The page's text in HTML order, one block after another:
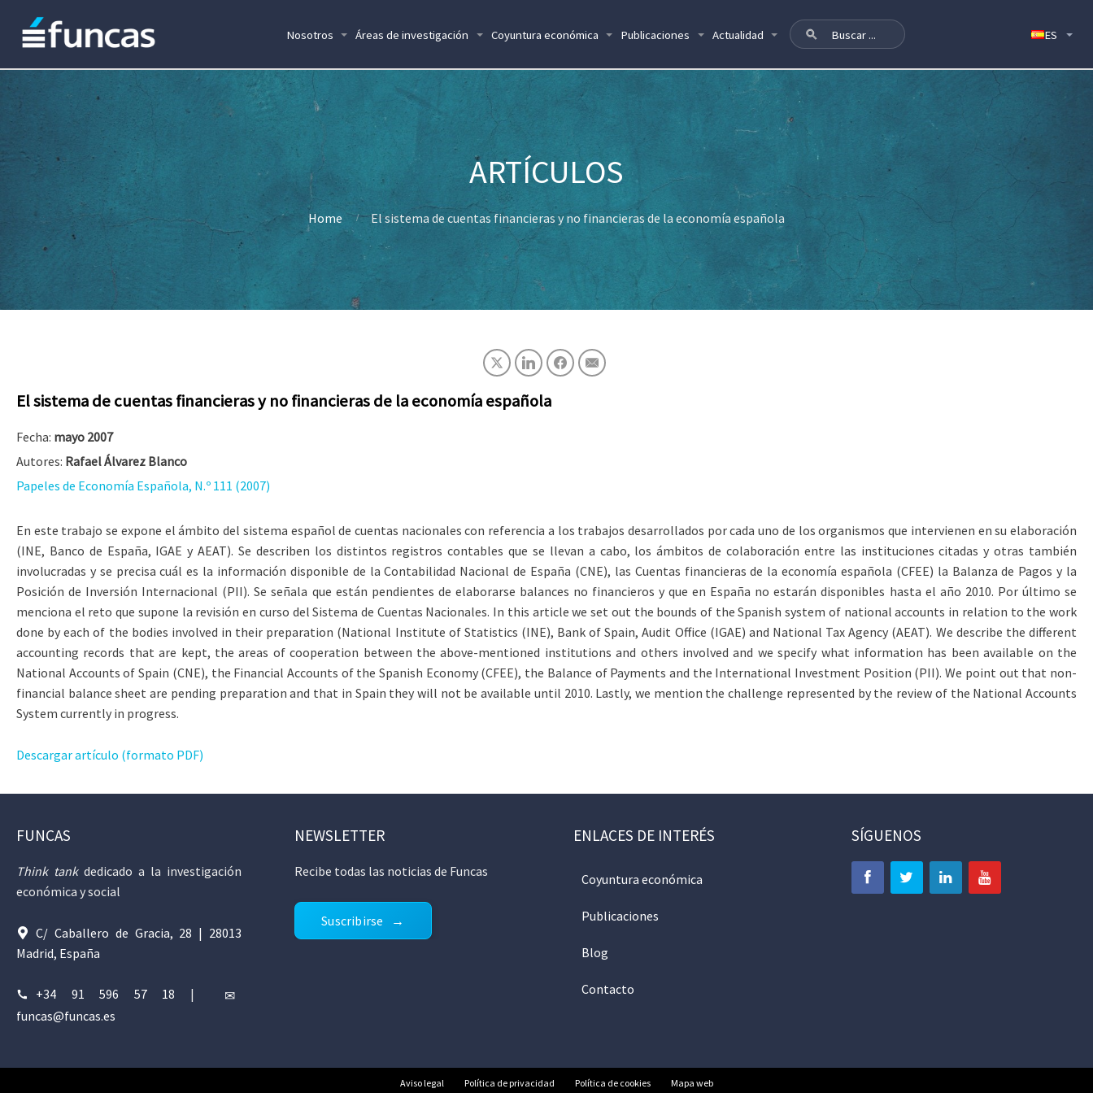
Nosotros Áreas de investigación Coyuntura económica Publicaciones Actualidad
Home El sistema de cuentas financieras y no financieras de la economía española
El sistema de cuentas financieras y no financieras de la economía española
Fecha: mayo 2007
Autores: Rafael Álvarez Blanco
Papeles de Economía Española, N.º 111 (2007)
En este trabajo se expone el ámbito del sistema español de cuentas nacionales con referencia a los trabajos desarrollados por cada uno de los organismos que intervienen en su elaboración
(INE, Banco de España, IGAE y AEAT). Se describen los distintos registros contables que se llevan a cabo, los ámbitos de colaboración entre las instituciones citadas y otras también
involucradas y se precisa cuál es la información disponible de la Contabilidad Nacional de España (CNE), las Cuentas financieras de la economía española (CFEE) la Balanza de Pagos y la
Posición de Inversión Internacional (PII). Se señala que están pendientes de elaborarse balances no financieros y que en España no estarán disponibles hasta el año 2010. Por último se
menciona el reto que supone la revisión en curso del Sistema de Cuentas Nacionales. In this article we set out the bounds of the Spanish system of national accounts in relation to the work
done by each of the bodies involved in their preparation (National Institute of Statistics (INE), Bank of Spain, Audit Office (IGAE) and National Tax Agency (AEAT). We describe the different
accounting records that are kept, the areas of cooperation between the above-mentioned institutions and others involved and we specify what information has been available on the
National Accounts of Spain (CNE), the Financial Accounts of the Spanish Economy (CFEE), the Balance of Payments and the International Investment Position (PII). We point out that non-
financial balance sheet are pending preparation and that in Spain they will not be available until 2010. Lastly, we mention the challenge represented by the review of the National Accounts
System currently in progress.
Descargar artículo (formato PDF)
FUNCAS
Think tankdedicado a la investigación
económica y social
C/ Caballero de Gracia, 28 | 28013
Madrid, España
+34 91 596 57 18
|
funcas@funcas.es
NEWSLETTER
Recibe todas las noticias de Funcas
Suscribirse
ENLACES DE INTERÉS
Coyuntura económica
Publicaciones
Blog
Contacto
SÍGUENOS
Aviso legal Política de privacidad Política de cookies Mapa web